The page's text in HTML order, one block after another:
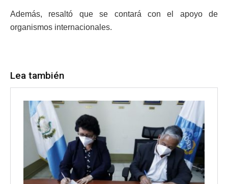
Además, resaltó que se contará con el apoyo de
organismos internacionales.
Lea también